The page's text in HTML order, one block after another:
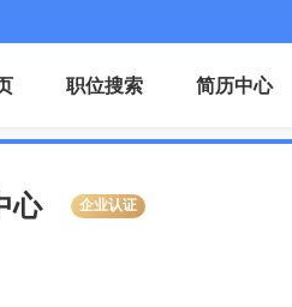
职位搜索 简历中心
心 企业认证